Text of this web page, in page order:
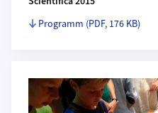
Programm (PDF, 176 KB)